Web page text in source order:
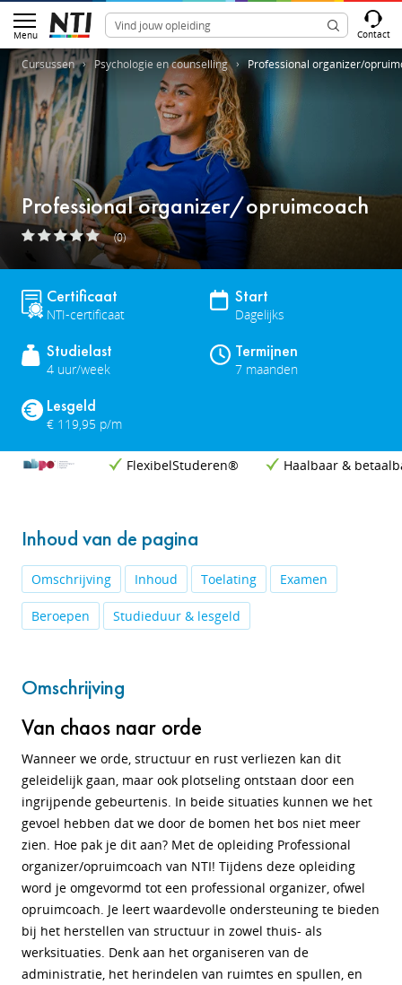
Menu Contact
Cursussen Psychologie en counselling Professional organizer/
Professional organizer/opruimcoach
(0)
Certificaat
NTI-certificaat
Start
Dagelijks
Studielast
4 uur/week
Termijnen
7 maanden
Lesgeld
€ 119,95 p/m
FlexibelStuderen® Haalbaar &
Inhoud van de pagina
Omschrijving Inhoud Toelating Examen
Beroepen Studieduur & lesgeld
Omschrijving
Van chaos naar orde
Wanneer we orde, structuur en rust verliezen kan dit
geleidelijk gaan, maar ook plotseling ontstaan door een
ingrijpende gebeurtenis. In beide situaties kunnen we het
gevoel hebben dat we door de bomen het bos niet meer
zien. Hoe pak je dit aan? Met de opleiding Professional
organizer/opruimcoach van NTI! Tijdens deze opleiding
word je omgevormd tot een professional organizer, ofwel
opruimcoach. Je leert waardevolle ondersteuning te bieden
bij het herstellen van structuur in zowel thuis- als
werksituaties. Denk aan het organiseren van de
administratie, het herindelen van ruimtes en spullen, en